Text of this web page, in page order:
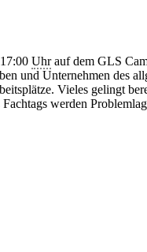
Uhrauf dem GLS
und Unternehmen des
Vieles gelingt
werden